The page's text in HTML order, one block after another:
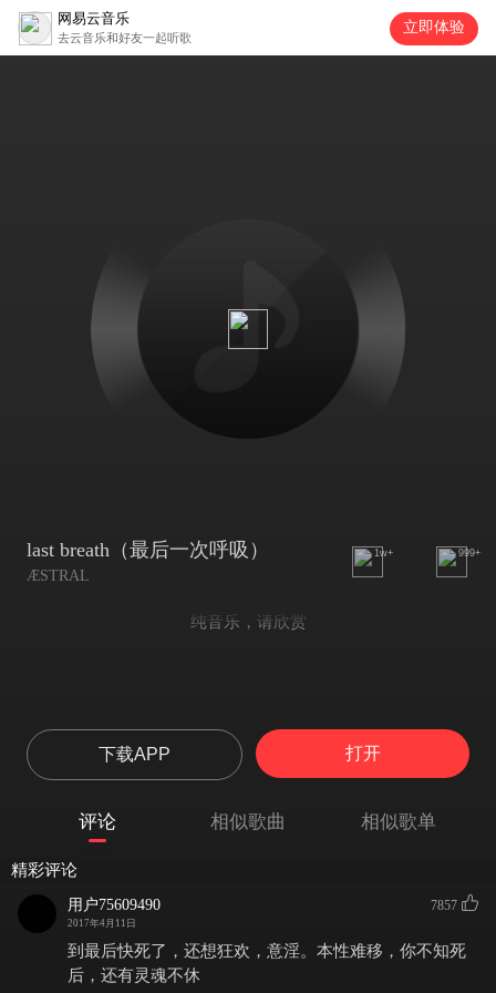
网易云音乐
去云音乐和好友一起听歌
立即体验
last breath（最后一次呼吸）
ÆSTRAL
1w+ 999+
纯音乐，请欣赏
下载APP 打开
评论 相似歌曲 相似歌单
精彩评论
用户75609490
2017年4月11日
7857
到最后快死了，还想狂欢，意淫。本性难移，你不知死
后，还有灵魂不休